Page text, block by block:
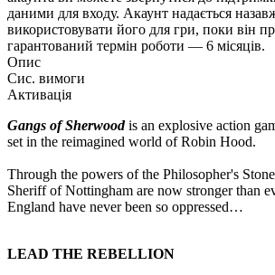
даними для входу. Акаунт надається
використовувати його для гри, поки він
гарантований термін роботи — 6 місяців.
Опис
Сис. вимоги
Активація
Gangs of Sherwoodis an explosive action
set in the reimagined world of Robin Hood.
Through the powers of the Philosopher's
Sheriff of Nottingham are now stronger than
England have never been so oppressed…
LEAD THE REBELLION